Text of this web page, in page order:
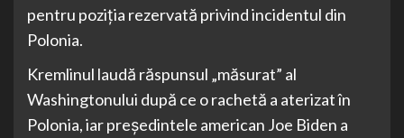
pentru poziția rezervată privind incidentul din
Polonia.
Kremlinul laudă răspunsul „măsurat” al
Washingtonului după ce o rachetă a aterizat în
Polonia, iar președintele american Joe Biden a